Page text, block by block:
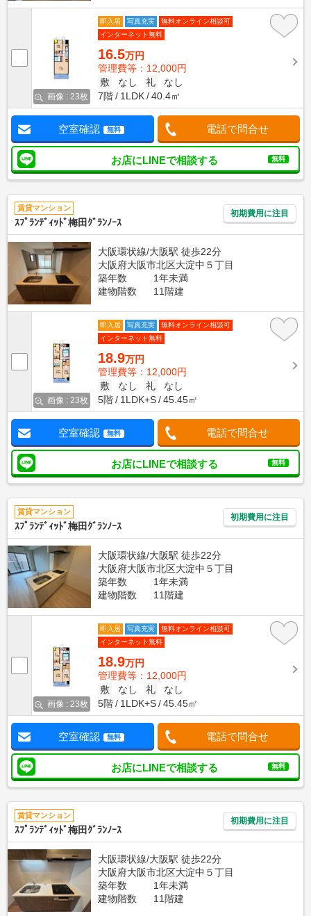
画像 : 23枚
即入居 写真充実
無料オンライン相談可
インターネット無料
16.5万円
管理費等：12,000円
敷
なし 礼
なし
7階
1LDK 40.4㎡
空室確認 無料 電話で問合せ
お店にLINEで相談する 無料
賃貸マンション
ｽﾌﾟﾗﾝﾃﾞｨｯﾄﾞ梅田ｸﾞﾗﾝﾉｰｽ
初期費用に注目
大阪環状線/大阪駅 徒歩22分
大阪府大阪市北区大淀中５丁目
築年数
1年未満
建物階数
11階建
画像 : 23枚
即入居 写真充実
無料オンライン相談可
インターネット無料
18.9万円
管理費等：12,000円
敷
なし 礼
なし
5階
1LDK+S 45.45㎡
空室確認 無料 電話で問合せ
お店にLINEで相談する 無料
賃貸マンション
ｽﾌﾟﾗﾝﾃﾞｨｯﾄﾞ梅田ｸﾞﾗﾝﾉｰｽ
初期費用に注目
大阪環状線/大阪駅 徒歩22分
大阪府大阪市北区大淀中５丁目
築年数
1年未満
建物階数
11階建
画像 : 23枚
即入居 写真充実
無料オンライン相談可
インターネット無料
18.9万円
管理費等：12,000円
敷
なし 礼
なし
5階
1LDK+S 45.45㎡
空室確認 無料 電話で問合せ
お店にLINEで相談する 無料
賃貸マンション
ｽﾌﾟﾗﾝﾃﾞｨｯﾄﾞ梅田ｸﾞﾗﾝﾉｰｽ
初期費用に注目
大阪環状線/大阪駅 徒歩22分
大阪府大阪市北区大淀中５丁目
築年数
1年未満
建物階数
11階建